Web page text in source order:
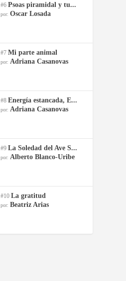
#6Psoas piramidal y tu...
por:Oscar Losada
#7Mi parte animal
por: Adriana Casanovas
#8Energía estancada, E...
por: Adriana Casanovas
#9La Soledad del Ave S...
por: Alberto Blanco-Uribe
#10La gratitud
por: Beatriz Arias